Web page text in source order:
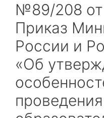
№89/208
Приказ
России и
«Об